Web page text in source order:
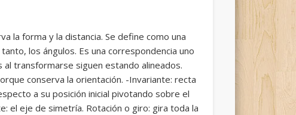
la forma y la distancia. Se define como una
los ángulos. Es una correspondencia uno
transformarse siguen estando alineados.
conserva la orientación. -Invariante: recta
a su posición inicial pivotando sobre el
el eje de simetría. Rotación o giro: gira toda la